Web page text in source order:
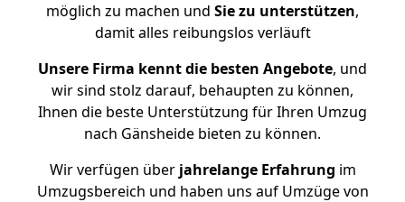
möglich zu machen und Sie zu unterstützen,
damit alles reibungslos verläuft
Unsere Firma kennt die besten Angebote, und
wir sind stolz darauf, behaupten zu können,
Ihnen die beste Unterstützung für Ihren Umzug
nach Gänsheide bieten zu können.
Wir verfügen überjahrelange Erfahrung im
Umzugsbereich und haben uns auf Umzüge von